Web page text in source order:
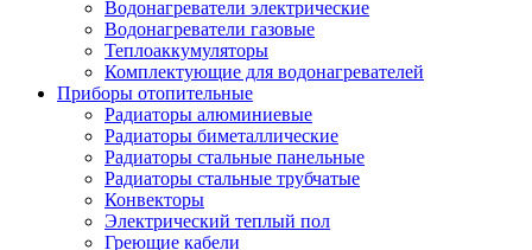
Водонагреватели электрические
Водонагреватели газовые
Теплоаккумуляторы
Комплектующие для водонагревателей
Приборы отопительные
Радиаторы алюминиевые
Радиаторы биметаллические
Радиаторы стальные панельные
Радиаторы стальные трубчатые
Конвекторы
Электрический теплый пол
Греющие кабели